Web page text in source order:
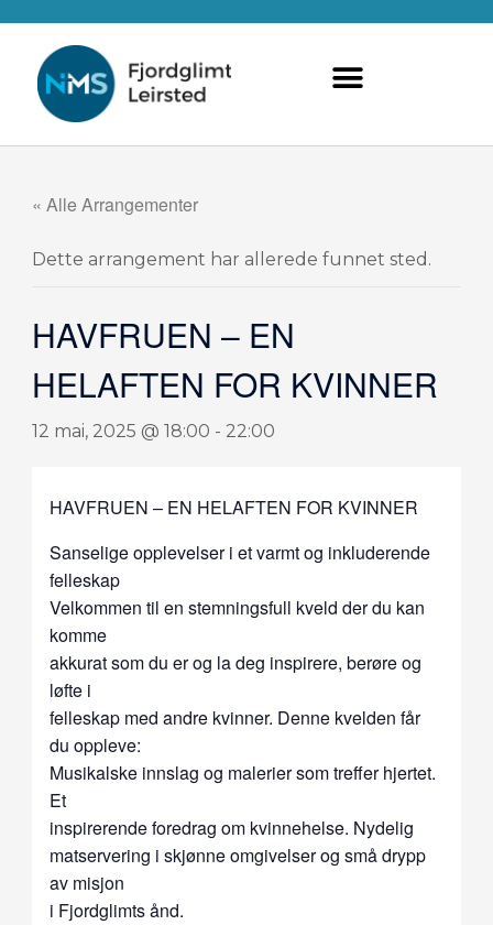
innholdet
« Alle Arrangementer
Dette arrangement har allerede funnet sted.
HAVFRUEN – EN
HELAFTEN FOR KVINNER
12 mai, 2025 @ 18:00 - 22:00
HAVFRUEN – EN HELAFTEN FOR KVINNER
Sanselige opplevelser i et varmt og inkluderende
felleskap
Velkommen til en stemningsfull kveld der du kan
komme
akkurat som du er og la deg inspirere, berøre og
løfte i
felleskap med andre kvinner. Denne kvelden får
du oppleve:
Musikalske innslag og malerier som treffer hjertet.
Et
inspirerende foredrag om kvinnehelse. Nydelig
matservering i skjønne omgivelser og små drypp
av misjon
i Fjordglimts ånd.